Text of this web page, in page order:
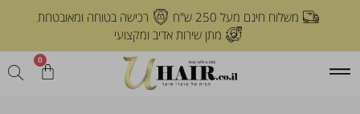
משלוח חינם מעל 250 ש"ח
רכישה בטוחה ומאובטחת
מתן שירות אדיב ומקצועי
0